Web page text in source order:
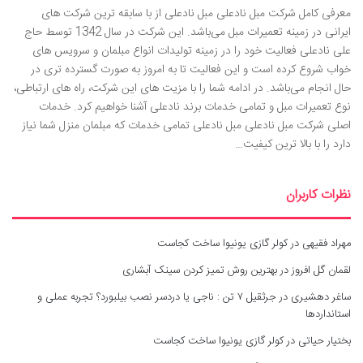
معرفی کامل شرکت مبل نادعلی مبل نادعلی از با سابقه ترین شرکت های
ایرانی در زمینه تعمیرات مبل می‌باشد. این شرکت در سال 1342 توسط حاج
علی نادعلی فعالیت خود را در زمینه تولیدات انواع مبلمان و سرویس های
خواب شروع کرده است و این فعالیت تا به امروز به صورت گسترده تری در
حال انجام می‌باشد. در ادامه شما را با مزیت های این شرکت، راه های ارتباطی،
نوع تعمیرات مبل و تمامی خدمات برند نادعلی آشنا خواهیم کرد. خدمات
اصلی شرکت مبل نادعلی مبل نادعلی تمامی خدمات که مبلمان منزل شما نیاز
دارد را با بالا ترین کیفیت…
نظرات کاربران
مهراد فقیهی درکولر گازی یونیوا ساخت کجاست
لقمان گل افروزدربهترین روش تمیز کردن سینک آبشاری
ساغر دهشیری در
جرثقیل ۷ تن : ناجی یا دردسر نصب بیلبورد؟ تجربه عملی و
استانداردها
بختیار حیاتی درکولر گازی یونیوا ساخت کجاست